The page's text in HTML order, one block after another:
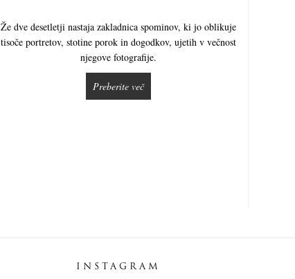
Že dve desetletji nastaja zakladnica spominov, ki jo oblikuje
tisoče portretov, stotine porok in dogodkov, ujetih v večnost
njegove fotografije.
Preberite več
INSTAGRAM